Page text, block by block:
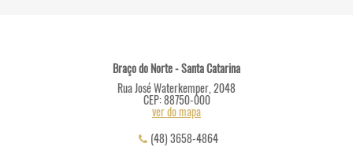
Braço do Norte - Santa Catarina
Rua José Waterkemper, 2048
CEP: 88750-000
ver do mapa
(48) 3658-4864